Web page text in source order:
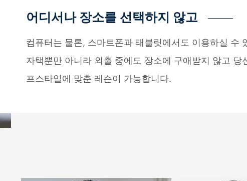
어디서나 장소를 선택하지 않고
컴퓨터는 물론, 스마트폰과 태블릿에서도 이용하실 수
자택뿐만 아니라 외출 중에도 장소에 구애받지 않고 당
프스타일에 맞춘 레슨이 가능합니다.